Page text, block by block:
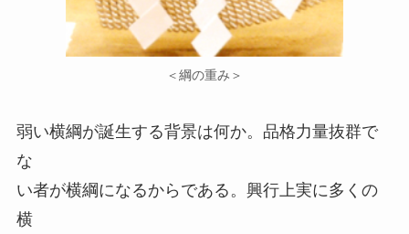
＜綱の重み＞
弱い横綱が誕生する背景は何か。品格力量抜群で
な
い者が横綱になるからである。興行上実に多くの
横